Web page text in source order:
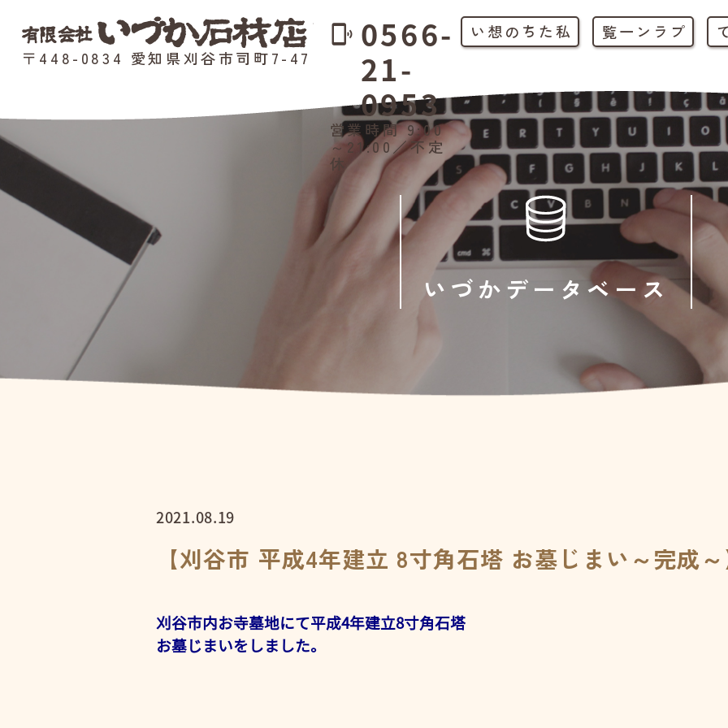
〒448-0834 愛知県刈谷市司町7-47
phonelink_ring 0566-
21-
0953
営業時間 9:00
～21:00／不定
休
私たちの想い プラン一覧
いづかデータベース
2021.08.19
【刈谷市 平成4年建立 8寸角石塔 お墓じまい～完成
刈谷市内お寺墓地にて平成4年建立8寸角石塔
お墓じまいをしました。